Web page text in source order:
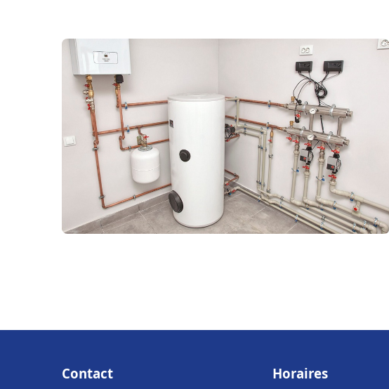
Contact Horaires